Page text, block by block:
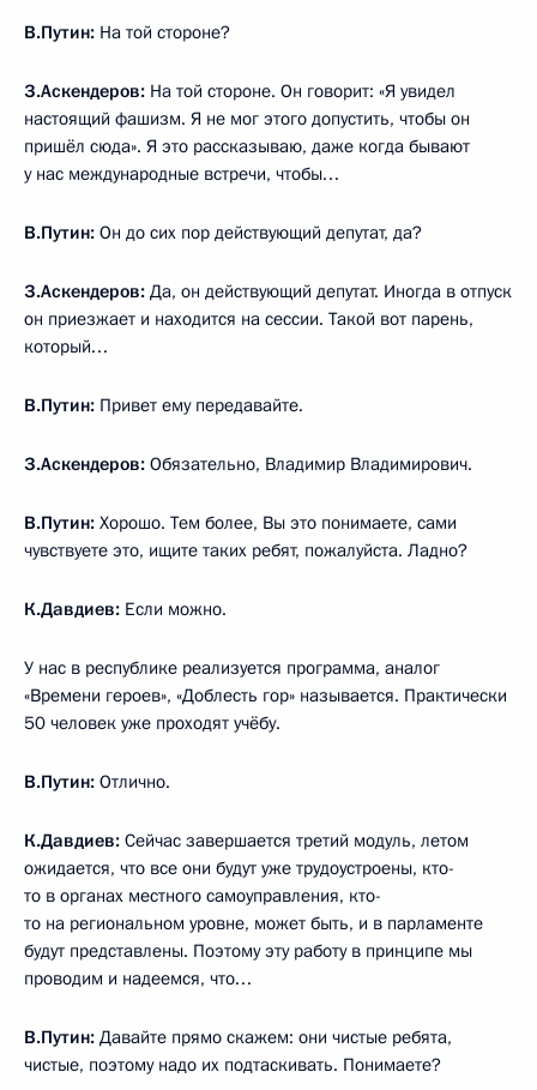
В.Путин: На той стороне?
З.Аскендеров: На той стороне. Он говорит: «Я увидел
настоящий фашизм. Я не мог этого допустить, чтобы он
пришёл сюда». Я это рассказываю, даже когда бывают
у нас международные встречи, чтобы…
В.Путин: Он до сих пор действующий депутат, да?
З.Аскендеров: Да, он действующий депутат. Иногда в отпуск
он приезжает и находится на сессии. Такой вот парень,
который…
В.Путин: Привет ему передавайте.
З.Аскендеров: Обязательно, Владимир Владимирович.
В.Путин: Хорошо. Тем более, Вы это понимаете, сами
чувствуете это, ищите таких ребят, пожалуйста. Ладно?
К.Давдиев: Если можно.
У нас в республике реализуется программа, аналог
«Времени героев», «Доблесть гор» называется. Практически
50 человек уже проходят учёбу.
В.Путин: Отлично.
К.Давдиев: Сейчас завершается третий модуль, летом
ожидается, что все они будут уже трудоустроены, кто-
то в органах местного самоуправления, кто-
то на региональном уровне, может быть, и в парламенте
будут представлены. Поэтому эту работу в принципе мы
проводим и надеемся, что…
В.Путин: Давайте прямо скажем: они чистые ребята,
чистые, поэтому надо их подтаскивать. Понимаете?